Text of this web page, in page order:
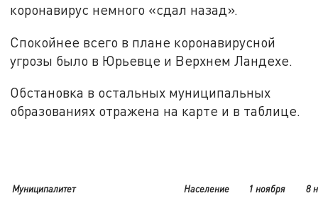
коронавирус немного «сдал назад».
Спокойнее всего в плане коронавирусной
угрозы было в Юрьевце и Верхнем Ландехе.
Обстановка в остальных муниципальных
образованиях отражена на карте и в таблице.
Муниципалитет Население 1 ноября 8